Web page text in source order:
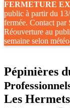
FERMETURE
public à partir du
fermée. Contact par
Réouverture au
semaine selon
Pépinières
Les Hermets